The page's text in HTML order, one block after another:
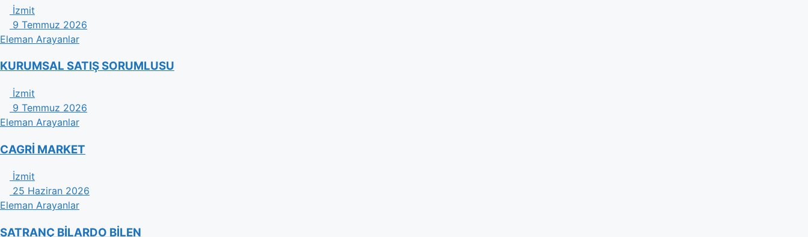
İzmit
9 Temmuz 2026
Eleman Arayanlar
KURUMSAL SATIŞ SORUMLUSU
İzmit
9 Temmuz 2026
Eleman Arayanlar
CAGRİ MARKET
İzmit
25 Haziran 2026
Eleman Arayanlar
SATRANÇ BİLARDO BİLEN